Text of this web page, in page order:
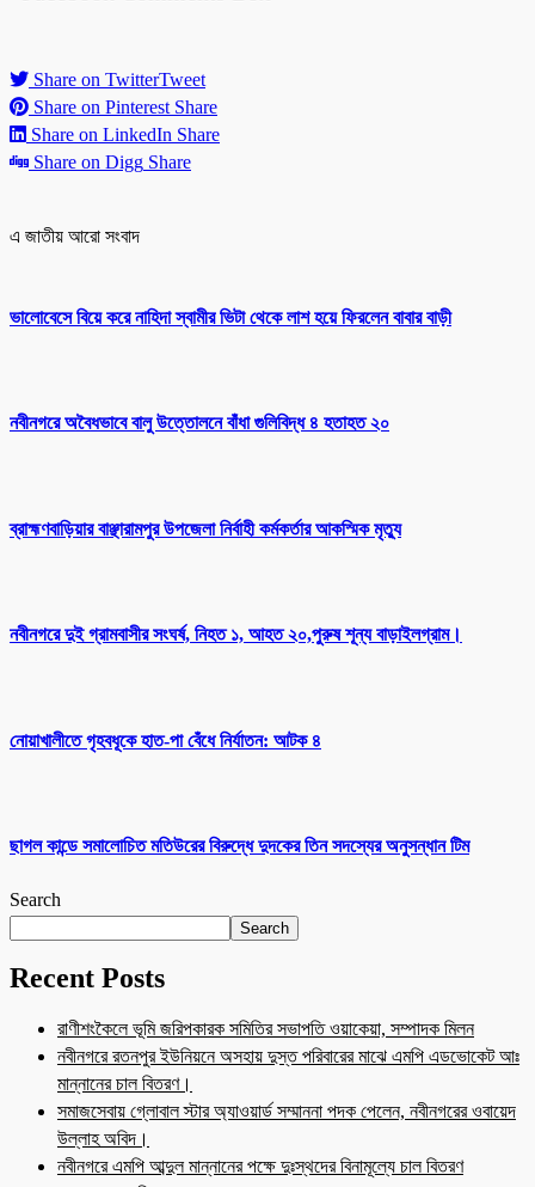
Share on TwitterTweet
Share on Pinterest Share
Share on LinkedIn Share
Share on Digg Share
এ জাতীয় আরো সংবাদ
ভালোবেসে বিয়ে করে নাহিদা স্বামীর ভিটা থেকে লাশ হয়ে ফিরলেন বাবার বাড়ী
নবীনগরে অবৈধভাবে বালু উত্তোলনে বাঁধা গুলিবিদ্ধ ৪ হতাহত ২০
ব্রাহ্মণবাড়িয়ার বাঞ্ছারামপুর উপজেলা নির্বাহী কর্মকর্তার আকস্মিক মৃত্যু
নবীনগরে দুই গ্রামবাসীর সংঘর্ষ, নিহত ১, আহত ২০,পুরুষ শূন্য বাড়াইলগ্রাম।
নোয়াখালীতে গৃহবধূকে হাত-পা বেঁধে নির্যাতন: আটক ৪
ছাগল কান্ডে সমালোচিত মতিউরের বিরুদ্ধে দুদকের তিন সদস্যের অনুসন্ধান টিম
Search
Search
Recent Posts
রাণীশংকৈলে ভূমি জরিপকারক সমিতির সভাপতি ওয়াকেয়া, সম্পাদক মিলন
নবীনগরে রতনপুর ইউনিয়নে অসহায় দুস্ত পরিবারের মাঝে এমপি এডভোকেট আঃ
মান্নানের চাল বিতরণ।
সমাজসেবায় গ্লোবাল স্টার অ্যাওয়ার্ড সম্মাননা পদক পেলেন, নবীনগরের ওবায়েদ
উল্লাহ অবিদ।
নবীনগরে এমপি আব্দুল মান্নানের পক্ষে দুঃস্থদের বিনামূল্যে চাল বিতরণ